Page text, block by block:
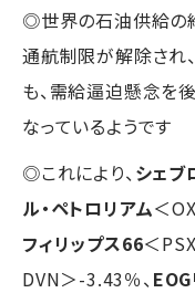
◎世界の石油供給の
通航制限が解除され
も、需給逼迫懸念を
なっているようです
◎これにより、 シェブ
ル・ペトロリアム＜
フィリップス66＜
DVN＞-3.43％、